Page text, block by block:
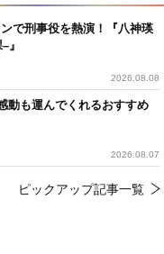
で刑事役を熱演！『八神瑛
』
2026.08.08
動も運んでくれるおすすめ
2026.08.07
ピックアップ記事一覧